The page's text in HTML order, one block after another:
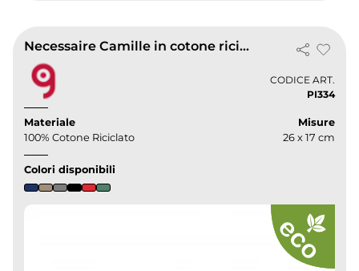
Necessaire Camille in cotone riciclato con laccio
CODICE ART.
PI334
Materiale
100% Cotone Riciclato
Misure
26 x 17 cm
Colori disponibili